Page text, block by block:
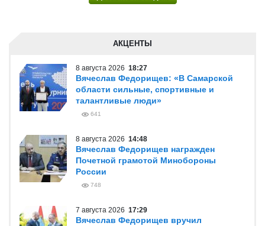
АКЦЕНТЫ
8 августа 2026 18:27
Вячеслав Федорищев: «В Самарской
области сильные, спортивные и
талантливые люди»
641
8 августа 2026 14:48
Вячеслав Федорищев награжден
Почетной грамотой Минобороны
России
748
7 августа 2026 17:29
Вячеслав Федорищев вручил